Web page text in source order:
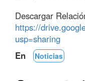
Descargar
https://
usp=sharing
En
Noticias